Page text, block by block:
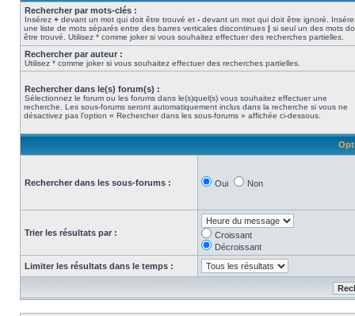
Rechercher par mots-clés :
Insérez + devant un mot qui doit être trouvé et - devant un mot qui doit être ignoré.
une liste de mots séparés entre des barres verticales discontinues | si seul un des mots
être trouvé. Utilisez * comme joker si vous souhaitez effectuer des recherches partielles.
Rechercher par auteur :
Utilisez * comme joker si vous souhaitez effectuer des recherches partielles.
Rechercher dans le(s) forum(s) :
Sélectionnez le forum ou les forums dans le(s)quel(s) vous souhaitez effectuer une
recherche. Les sous-forums seront automatiquement inclus dans la recherche si vous ne
désactivez pas l’option « Rechercher dans les sous-forums » affichée ci-dessous.
Rechercher dans les sous-forums : Oui Non
Trier les résultats par :
Croissant
Décroissant
Limiter les résultats dans le temps :